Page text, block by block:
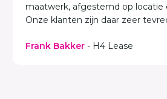
maatwerk, afgestemd op locatie
Onze klanten zijn daar zeer
Frank Bakker - H4 Lease